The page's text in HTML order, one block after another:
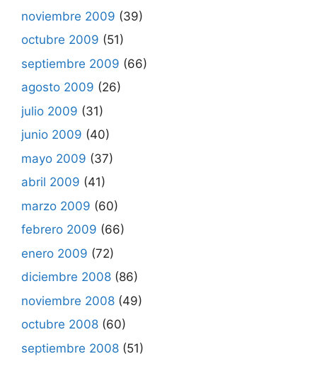
noviembre 2009 (39)
octubre 2009 (51)
septiembre 2009 (66)
agosto 2009 (26)
julio 2009 (31)
junio 2009 (40)
mayo 2009 (37)
abril 2009 (41)
marzo 2009 (60)
febrero 2009 (66)
enero 2009 (72)
diciembre 2008 (86)
noviembre 2008 (49)
octubre 2008 (60)
septiembre 2008 (51)